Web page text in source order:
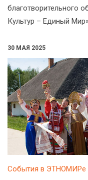
благотворительного
Культур – Единый
30 МАЯ 2025
События в ЭТНОМИРе